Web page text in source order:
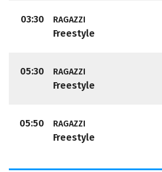
03:30 RAGAZZI
Freestyle
05:30 RAGAZZI
Freestyle
05:50 RAGAZZI
Freestyle